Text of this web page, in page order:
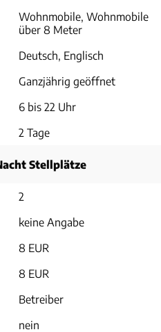
Wohnmobile, Wohnmobile
über 8 Meter
Deutsch, Englisch
Ganzjährig geöffnet
6 bis 22 Uhr
2 Tage
Stellplätze
2
keine Angabe
8 EUR
8 EUR
Betreiber
nein